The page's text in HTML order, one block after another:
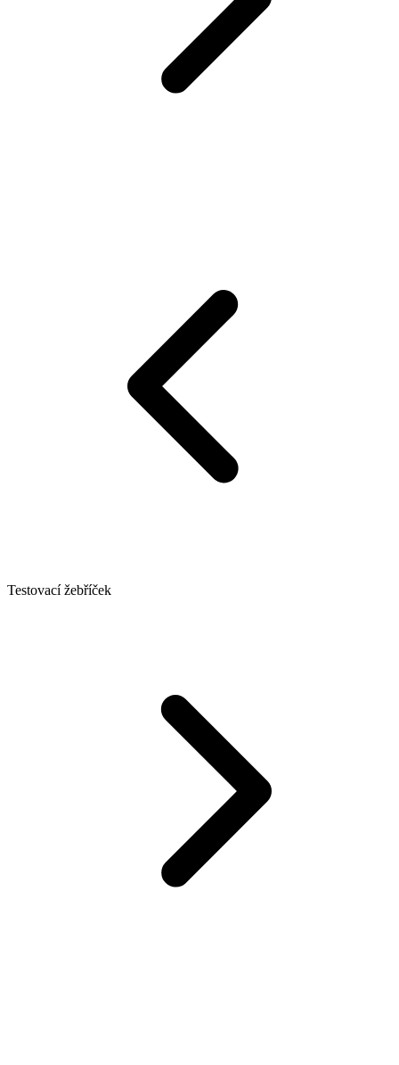
Testovací žebříček